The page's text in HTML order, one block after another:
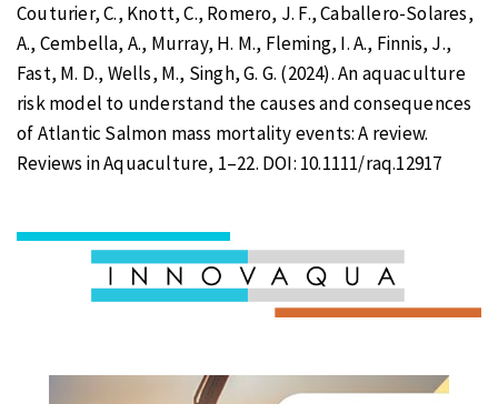
Couturier, C., Knott, C., Romero, J. F., Caballero-Solares,
A., Cembella, A., Murray, H. M., Fleming, I. A., Finnis, J.,
Fast, M. D., Wells, M., Singh, G. G. (2024). An aquaculture
risk model to understand the causes and consequences
of Atlantic Salmon mass mortality events: A review.
Reviews in Aquaculture, 1–22. DOI: 10.1111/raq.12917